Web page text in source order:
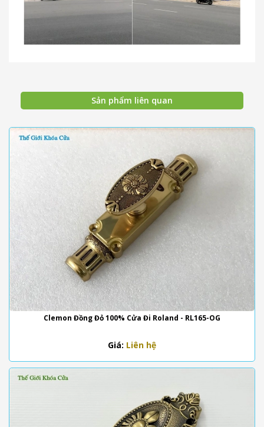
Sản phẩm liên quan
Clemon Đồng Đỏ 100% Cửa Đi Roland - RL165-OG
Giá: Liên hệ